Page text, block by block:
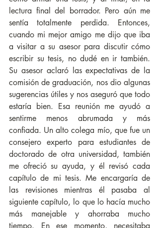
lectura final del borrador. Pero aún me
sentía totalmente perdida. Entonces,
cuando mi mejor amigo me dijo que iba
a visitar a su asesor para discutir cómo
escribir su tesis, no dudé en ir también.
Su asesor aclaró las expectativas de la
comisión de graduación, nos dio algunas
sugerencias útiles y nos aseguró que todo
estaría bien. Esa reunión me ayudó a
sentirme menos abrumada y más
confiada. Un alto colega mío, que fue un
consejero experto para estudiantes de
doctorado de otra universidad, también
me ofreció su ayuda, y él revisó cada
capítulo de mi tesis. Me encargaría de
las revisiones mientras él pasaba al
siguiente capítulo, lo que lo hacía mucho
más manejable y ahorraba mucho
tiempo. En ese momento, necesitaba